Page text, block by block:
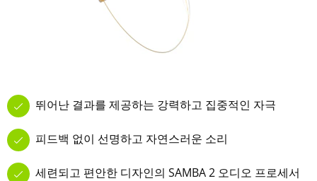
뛰어난 결과를 제공하는 강력하고 집중적인 자극
피드백 없이 선명하고 자연스러운 소리
세련되고 편안한 디자인의 SAMBA 2 오디오 프로세서